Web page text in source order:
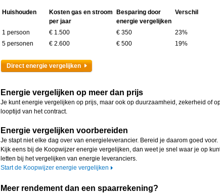
Huishouden
Kosten gas en stroom
per jaar
Besparing door
energie vergelijken
Verschil
1 persoon € 1.500 € 350
23%
5 personen
€ 2.600 € 500 19%
Direct energie vergelijken
Energie vergelijken op meer dan prijs
Je kunt energie vergelijken op prijs, maar ook op duurzaamheid, zekerheid of
looptijd van het contract.
Energie vergelijken voorbereiden
Je stapt niet elke dag over van energieleverancier. Bereid je daarom goed voor.
Kijk eens bij de Koopwijzer energie vergelijken, dan weet je snel waar je op
letten bij het vergelijken van energie leveranciers.
Start de Koopwijzer energie vergelijken
Meer rendement dan een spaarrekening?